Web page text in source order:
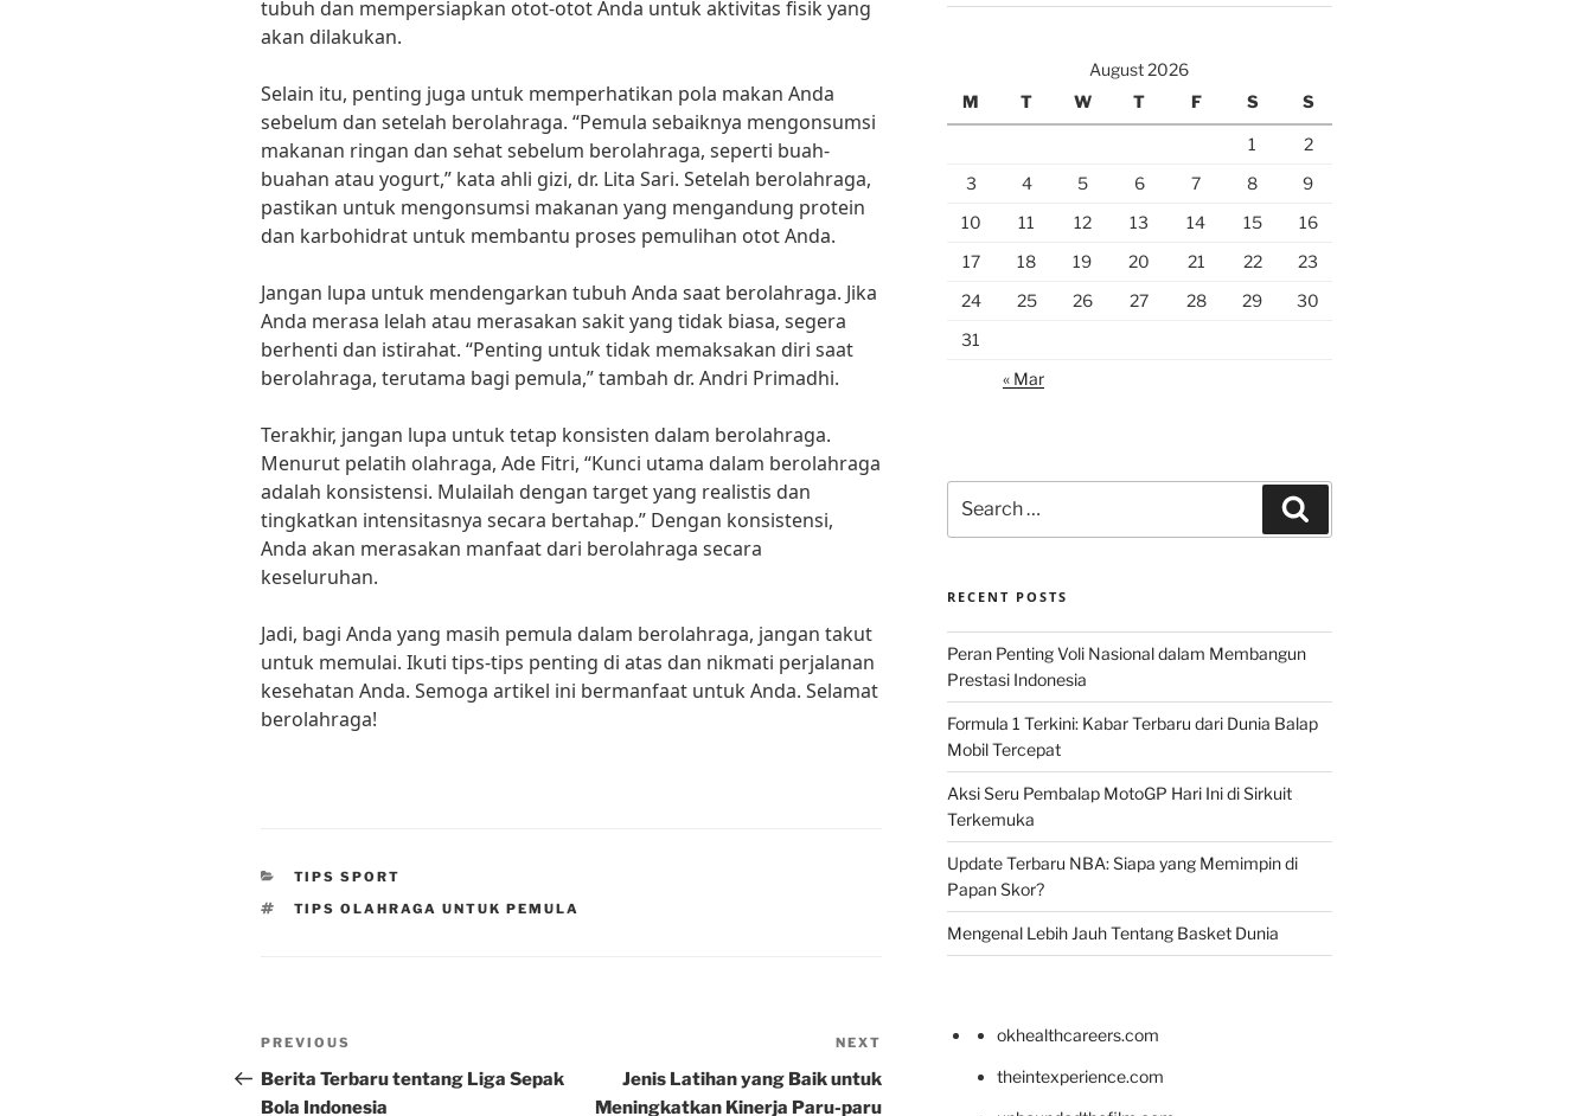
tubuh dan mempersiapkan otot-otot Anda untuk aktivitas fisik yang
akan dilakukan.
Selain itu, penting juga untuk memperhatikan pola makan Anda
sebelum dan setelah berolahraga. “Pemula sebaiknya mengonsumsi
makanan ringan dan sehat sebelum berolahraga, seperti buah-
buahan atau yogurt,” kata ahli gizi, dr. Lita Sari. Setelah berolahraga,
pastikan untuk mengonsumsi makanan yang mengandung protein
dan karbohidrat untuk membantu proses pemulihan otot Anda.
Jangan lupa untuk mendengarkan tubuh Anda saat berolahraga. Jika
Anda merasa lelah atau merasakan sakit yang tidak biasa, segera
berhenti dan istirahat. “Penting untuk tidak memaksakan diri saat
berolahraga, terutama bagi pemula,” tambah dr. Andri Primadhi.
Terakhir, jangan lupa untuk tetap konsisten dalam berolahraga.
Menurut pelatih olahraga, Ade Fitri, “Kunci utama dalam berolahraga
adalah konsistensi. Mulailah dengan target yang realistis dan
tingkatkan intensitasnya secara bertahap.” Dengan konsistensi,
Anda akan merasakan manfaat dari berolahraga secara
keseluruhan.
Jadi, bagi Anda yang masih pemula dalam berolahraga, jangan takut
untuk memulai. Ikuti tips-tips penting di atas dan nikmati perjalanan
kesehatan Anda. Semoga artikel ini bermanfaat untuk Anda. Selamat
berolahraga!
CATEGORIES
TIPS SPORT
TAGS
TIPS OLAHRAGA UNTUK PEMULA
Post
navigation
Previous
Post
PREVIOUS
Berita Terbaru tentang Liga Sepak
Bola Indonesia
Post
NEXT
Jenis Latihan yang Baik untuk
Meningkatkan Kinerja Paru-paru
August 2026
M
T W T F S S
1
2
3
4 5 6 7 8
9
10
11 12 13 14 15
16
17
18 19 20 21 22
23
24
25 26 27 28 29
30
31
« Mar
for:
RECENT POSTS
Peran Penting Voli Nasional dalam Membangun
Prestasi Indonesia
Formula 1 Terkini: Kabar Terbaru dari Dunia Balap
Mobil Tercepat
Aksi Seru Pembalap MotoGP Hari Ini di Sirkuit
Terkemuka
Update Terbaru NBA: Siapa yang Memimpin di
Papan Skor?
Mengenal Lebih Jauh Tentang Basket Dunia
okhealthcareers.com
theintexperience.com